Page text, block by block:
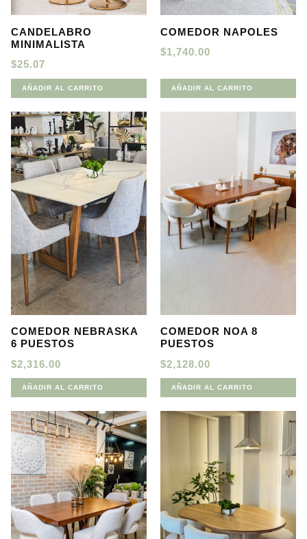
CANDELABRO
MINIMALISTA
$25.07
AÑADIR AL CARRITO
COMEDOR NAPOLES
$1,740.00
AÑADIR AL CARRITO
COMEDOR NEBRASKA
6 PUESTOS
$2,316.00
AÑADIR AL CARRITO
COMEDOR NOA 8
PUESTOS
$2,128.00
AÑADIR AL CARRITO